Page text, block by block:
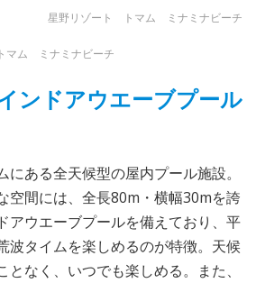
星野リゾート トマム ミナミナビーチ
マム ミナミナビーチ
ンドアウエーブプール
ある全天候型の屋内プール施設。
空間には、全長80m・横幅30mを誇
アウエーブプールを備えており、平
波タイムを楽しめるのが特徴。天候
なく、いつでも楽しめる。また、